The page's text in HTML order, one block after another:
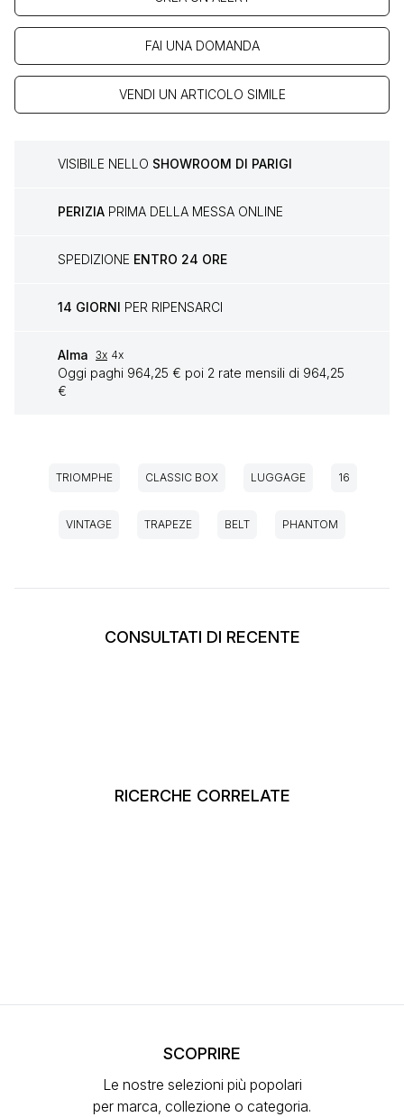
FAI UNA DOMANDA
VENDI UN ARTICOLO SIMILE
VISIBILE NELLO SHOWROOM DI PARIGI
PERIZIA PRIMA DELLA MESSA ONLINE
SPEDIZIONE ENTRO 24 ORE
14 GIORNI PER RIPENSARCI
Alma 3x 4x
Oggi paghi 964,25 € poi 2 rate mensili di 964,25
€
TRIOMPHE CLASSIC BOX LUGGAGE 16
VINTAGE TRAPEZE BELT PHANTOM
CONSULTATI DI RECENTE
RICERCHE CORRELATE
SCOPRIRE
Le nostre selezioni più popolari
per marca, collezione o categoria.